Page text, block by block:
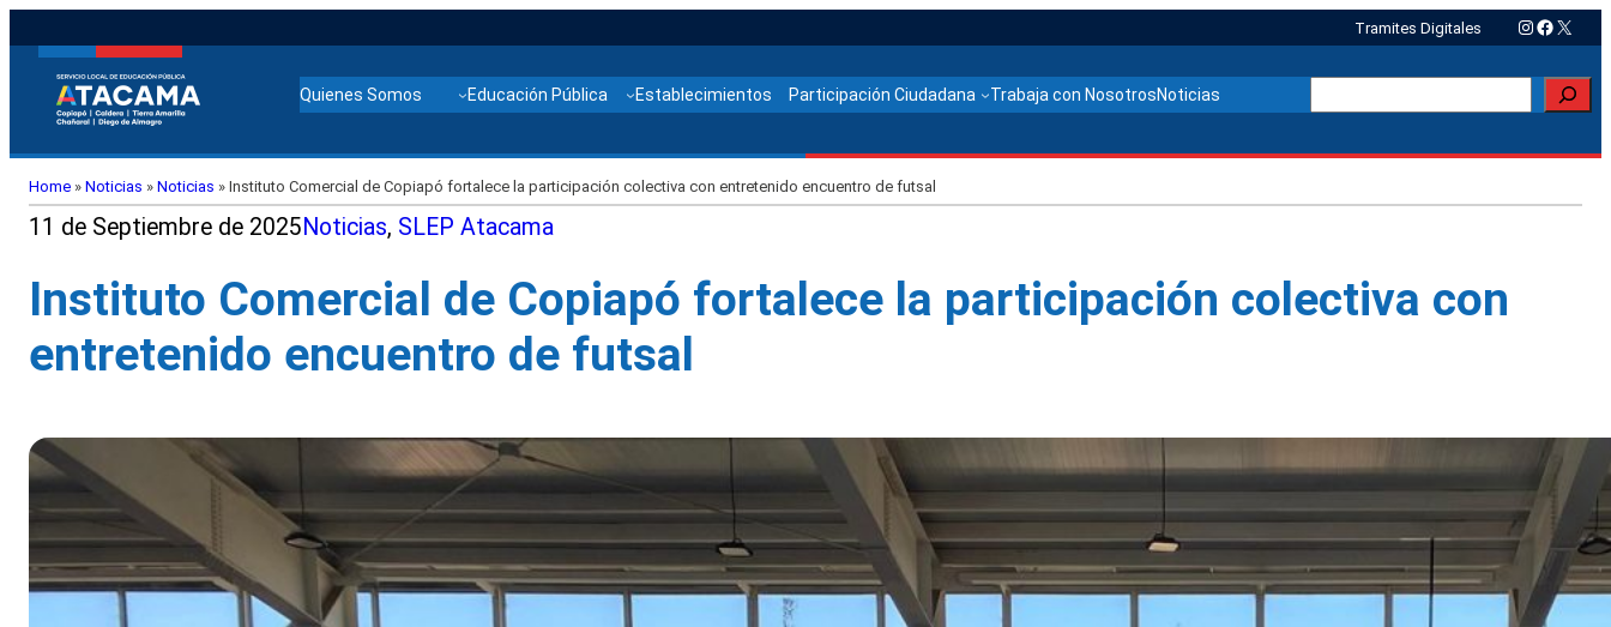
Tramites Digitales Instagram
X
Quienes Somos Educación Pública Establecimientos Participación Ciudadana Trabaja con NosotrosNoticias
Home » Noticias » Noticias » Instituto Comercial de Copiapó fortalece la participación colectiva con entretenido encuentro de futsal
11 de Septiembre de 2025Noticias, SLEP Atacama
Instituto Comercial de Copiapó fortalece la participación colectiva con
entretenido encuentro de futsal